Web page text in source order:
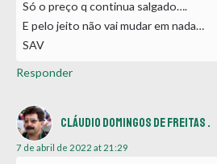
Só o preço q continua salgado….
E pelo jeito não vai mudar em nada…
SAV
Responder
Cláudio Domingos de Freitas .
7 de abril de 2022 at 21:29